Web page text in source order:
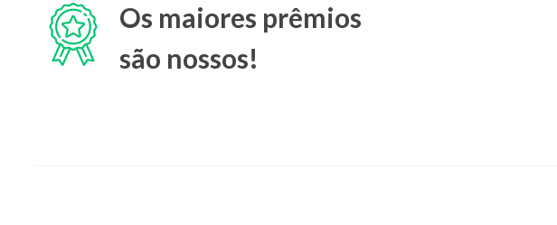
Os maiores prêmios
são nossos!